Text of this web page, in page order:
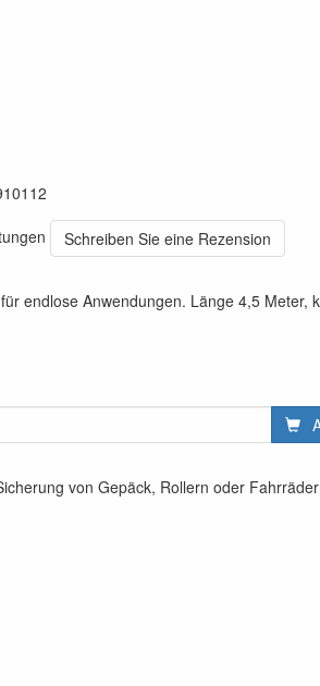
Schreiben Sie eine Rezension
endlose Anwendungen. Länge 4,5 Meter,
von Gepäck, Rollern oder